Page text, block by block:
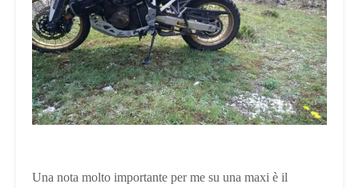
Una nota molto importante per me su una maxi è il